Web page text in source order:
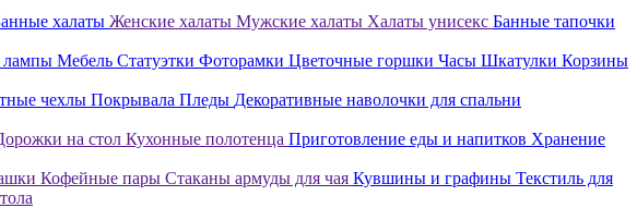
халаты Женские халаты Мужские халаты Халаты унисекс Банные тапочки
лампы Мебель Статуэтки Фоторамки Цветочные горшки Часы Шкатулки Корзины
чехлы Покрывала Пледы Декоративные наволочки для спальни
на стол Кухонные полотенца Приготовление еды и напитков Хранение
Кофейные пары Стаканы армуды для чая Кувшины и графины Текстиль для